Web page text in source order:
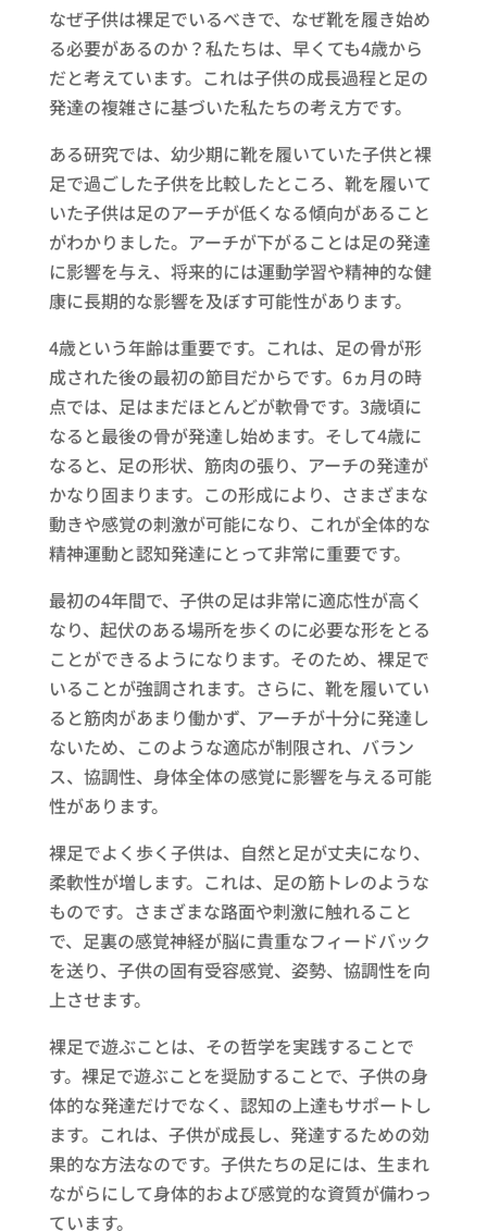
なぜ子供は裸足でいるべきで、なぜ靴を履き始め
る必要があるのか？私たちは、早くても4歳から
だと考えています。これは子供の成長過程と足の
発達の複雑さに基づいた私たちの考え方です。
ある研究では、幼少期に靴を履いていた子供と裸
足で過ごした子供を比較したところ、靴を履いて
いた子供は足のアーチが低くなる傾向があること
がわかりました。アーチが下がることは足の発達
に影響を与え、将来的には運動学習や精神的な健
康に長期的な影響を及ぼす可能性があります。
4歳という年齢は重要です。これは、足の骨が形
成された後の最初の節目だからです。6ヵ月の時
点では、足はまだほとんどが軟骨です。3歳頃に
なると最後の骨が発達し始めます。そして4歳に
なると、足の形状、筋肉の張り、アーチの発達が
かなり固まります。この形成により、さまざまな
動きや感覚の刺激が可能になり、これが全体的な
精神運動と認知発達にとって非常に重要です。
最初の4年間で、子供の足は非常に適応性が高く
なり、起伏のある場所を歩くのに必要な形をとる
ことができるようになります。そのため、裸足で
いることが強調されます。さらに、靴を履いてい
ると筋肉があまり働かず、アーチが十分に発達し
ないため、このような適応が制限され、バラン
ス、協調性、身体全体の感覚に影響を与える可能
性があります。
裸足でよく歩く子供は、自然と足が丈夫になり、
柔軟性が増します。これは、足の筋トレのような
ものです。さまざまな路面や刺激に触れること
で、足裏の感覚神経が脳に貴重なフィードバック
を送り、子供の固有受容感覚、姿勢、協調性を向
上させます。
裸足で遊ぶことは、その哲学を実践することで
す。裸足で遊ぶことを奨励することで、子供の身
体的な発達だけでなく、認知の上達もサポートし
ます。これは、子供が成長し、発達するための効
果的な方法なのです。子供たちの足には、生まれ
ながらにして身体的および感覚的な資質が備わっ
ています。